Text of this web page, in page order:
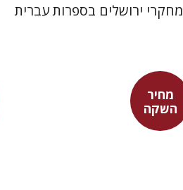
מחקרי ירושלים בספרות עברית
מחיר
השקהיובל פרנקל